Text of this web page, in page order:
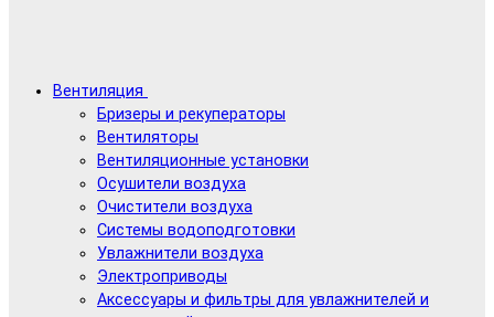
Вентиляция
Бризеры и рекуператоры
Вентиляторы
Вентиляционные установки
Осушители воздуха
Очистители воздуха
Системы водоподготовки
Увлажнители воздуха
Электроприводы
Аксессуары и фильтры для увлажнителей и